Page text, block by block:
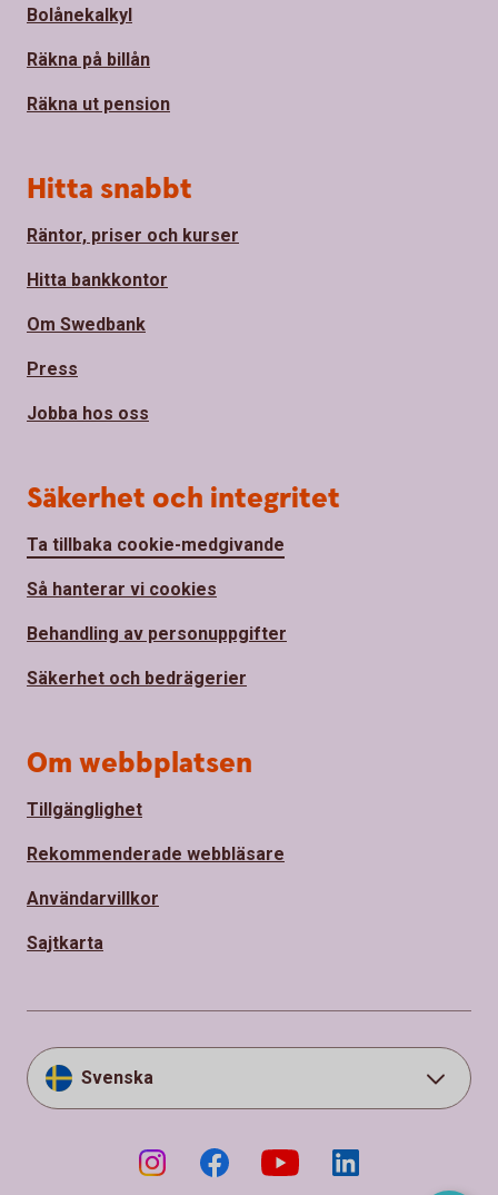
Bolånekalkyl
Räkna på billån
Räkna ut pension
Hitta snabbt
Räntor, priser och kurser
Hitta bankkontor
Om Swedbank
Press
Jobba hos oss
Säkerhet och integritet
Ta tillbaka cookie-medgivande
Så hanterar vi cookies
Behandling av personuppgifter
Säkerhet och bedrägerier
Om webbplatsen
Tillgänglighet
Rekommenderade webbläsare
Användarvillkor
Sajtkarta
Svenska